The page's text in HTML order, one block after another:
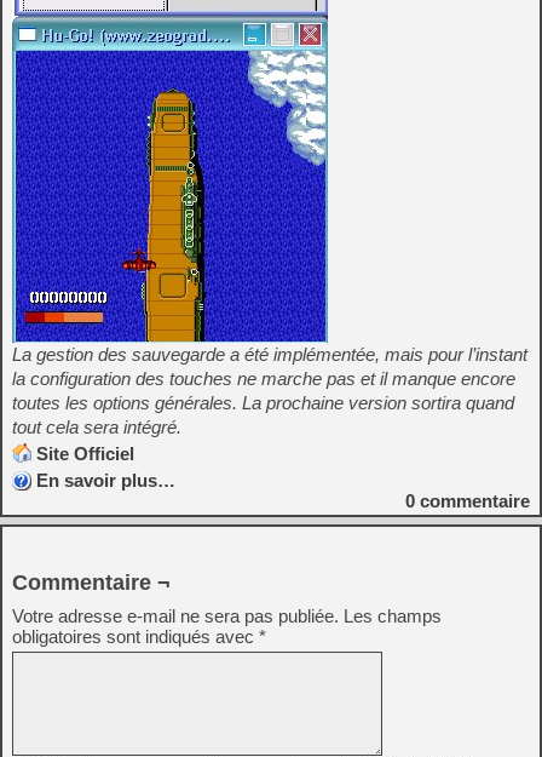
La gestion des sauvegarde a été implémentée, mais pour l’instant
la configuration des touches ne marche pas et il manque encore
toutes les options générales. La prochaine version sortira quand
tout cela sera intégré.
Site Officiel
En savoir plus…
0 commentaire
Commentaire ¬
Votre adresse e-mail ne sera pas publiée. Les champs
obligatoires sont indiqués avec *